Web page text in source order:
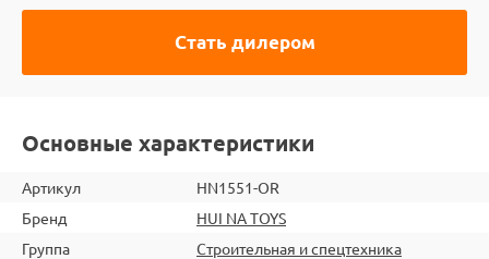
Стать дилером
Основные характеристики
Артикул
HN1551-OR
Бренд
HUI NA TOYS
Группа
Строительная и спецтехника